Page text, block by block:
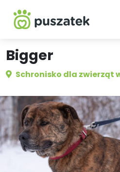
Bigger
Schronisko dla zwierząt